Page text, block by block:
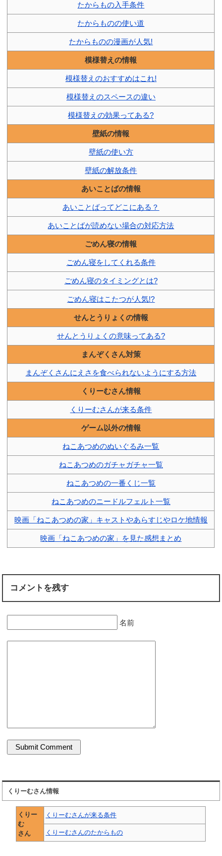
たからもの入手条件
たからものの使い道
たからものの漫画が人気!
模様替えの情報
模様替えのおすすめはこれ!
模様替えのスペースの違い
模様替えの効果ってある?
壁紙の情報
壁紙の使い方
壁紙の解放条件
あいことばの情報
あいことばってどこにある？
あいことばが読めない場合の対応方法
ごめん寝の情報
ごめん寝をしてくれる条件
ごめん寝のタイミングとは?
ごめん寝はこたつが人気!?
せんとうりょくの情報
せんとうりょくの意味ってある?
まんぞくさん対策
まんぞくさんにえさを食べられないようにする方法
くりーむさん情報
くりーむさんが来る条件
ゲーム以外の情報
ねこあつめのぬいぐるみ一覧
ねこあつめのガチャガチャ一覧
ねこあつめの一番くじ一覧
ねこあつめのニードルフェルト一覧
映画「ねこあつめの家」キャストやあらすじやロケ地情報
映画「ねこあつめの家」を見た感想まとめ
コメントを残す
名前
くりーむさん情報
くりー
む
さん
くりーむさんが来る条件
くりーむさんのたからもの